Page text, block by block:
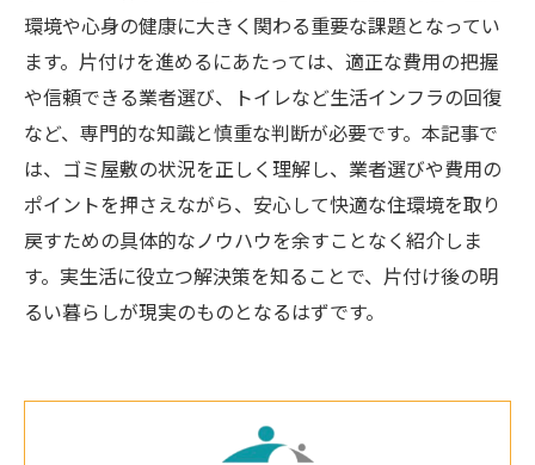
環境や心身の健康に大きく関わる重要な課題となってい
ます。片付けを進めるにあたっては、適正な費用の把握
や信頼できる業者選び、トイレなど生活インフラの回復
など、専門的な知識と慎重な判断が必要です。本記事で
は、ゴミ屋敷の状況を正しく理解し、業者選びや費用の
ポイントを押さえながら、安心して快適な住環境を取り
戻すための具体的なノウハウを余すことなく紹介しま
す。実生活に役立つ解決策を知ることで、片付け後の明
るい暮らしが現実のものとなるはずです。